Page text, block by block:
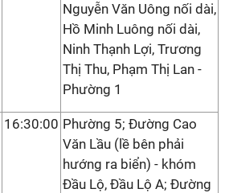
Nguyễn Văn Uông nối dài,
Hồ Minh Luông nối dài,
Ninh Thạnh Lợi, Trương
Thị Thu, Phạm Thị Lan -
Phường 1
16:30:00 Phường 5; Đường Cao
Văn Lầu (lề bên phải
hướng ra biển) - khóm
Đầu Lộ, Đầu Lộ A; Đường